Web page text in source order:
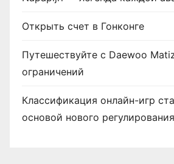
Открыть счет в Гонконге
Путешествуйте с Daewoo
ограничений
Классификация онлайн-игр
основой нового